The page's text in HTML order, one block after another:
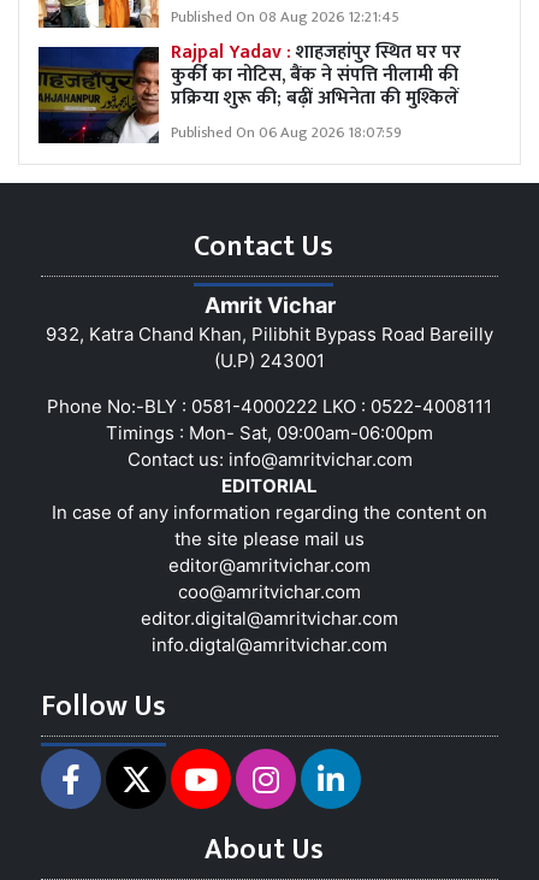
Published On 08 Aug 2026 12:21:45
Rajpal Yadav :शाहजहांपुर स्थित घर पर
कुर्की का नोटिस, बैंक ने संपत्ति नीलामी की
प्रक्रिया शुरू की; बढ़ीं अभिनेता की मुश्किलें
Published On 06 Aug 2026 18:07:59
Contact Us
Amrit Vichar
932, Katra Chand Khan, Pilibhit Bypass Road Bareilly
(U.P) 243001
Phone No:-BLY : 0581-4000222 LKO : 0522-4008111
Timings : Mon- Sat, 09:00am-06:00pm
Contact us: info@amritvichar.com
EDITORIAL
In case of any information regarding the content on
the site please mail us
editor@amritvichar.com
coo@amritvichar.com
editor.digital@amritvichar.com
info.digtal@amritvichar.com
Follow Us
About Us